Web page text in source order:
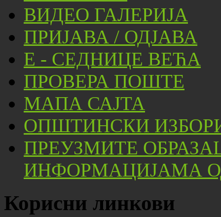
ВИДЕО ГАЛЕРИЈА
ПРИЈАВА / ОДЈАВА
Е - СЕДНИЦЕ ВЕЋА
ПРОВЕРА ПОШТЕ
МАПА САЈТА
ОПШТИНСКИ
ПРЕУЗМИТЕ
ИНФОРМАЦИЈАМА
Корисни линкови